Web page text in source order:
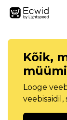
Kõik,
Looge